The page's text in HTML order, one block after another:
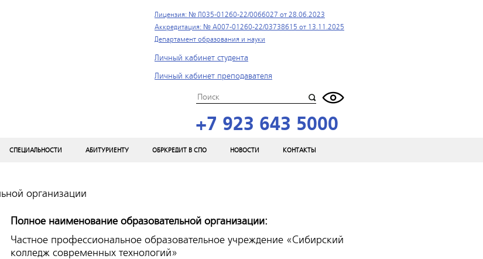
Лицензия: № Л035-01260-22/0066027 от 28.06.2023
Аккредитация: № А007-01260-22/03738615 от 13.11.2025
Департамент образования и науки
Личный кабинет студента
Личный кабинет преподавателя
+7 923 643 5000
СПЕЦИАЛЬНОСТИ АБИТУРИЕНТУ ОБРКРЕДИТ В СПО НОВОСТИ КОНТАКТЫ
организации
Полное наименование образовательной организации:
Частное профессиональное образовательное учреждение «Сибирский
колледж современных технологий»